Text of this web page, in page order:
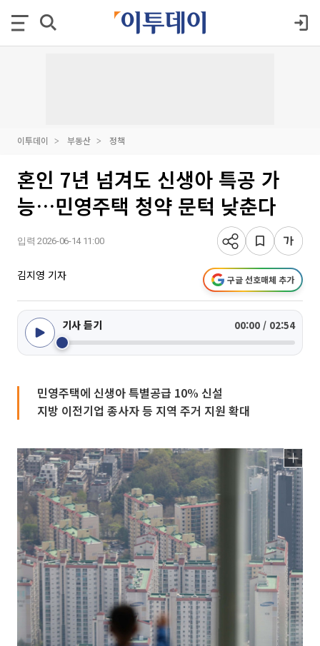
이투데이 부동산 정책
혼인 7년 넘겨도 신생아 특공 가
능…민영주택 청약 문턱 낮춘다
입력 2026-06-14 11:00
김지영 기자 구글 선호매체 추가
기사 듣기 00:00 / 02:54
민영주택에 신생아 특별공급 10% 신설
지방 이전기업 종사자 등 지역 주거 지원 확대